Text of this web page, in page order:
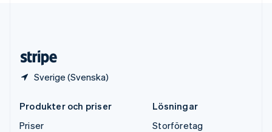
Sverige (Svenska)
Produkter och priser
Priser
Lösningar
Storföretag